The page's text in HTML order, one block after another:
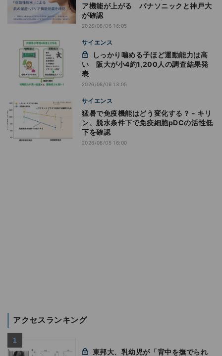
ア機能が上がる パナソニックと神戸大
が確認
2026/08/06 16:05
サイエンス
い 阪大が小4約1,200人の調査結果発
表
2026/08/06 13:05
サイエンス
猛暑で免疫機能はどう変化する？ - キリ
ン、脱水条件下で免疫細胞pDCの活性低
下を確認
2026/08/05 16:00
アクセスランキング